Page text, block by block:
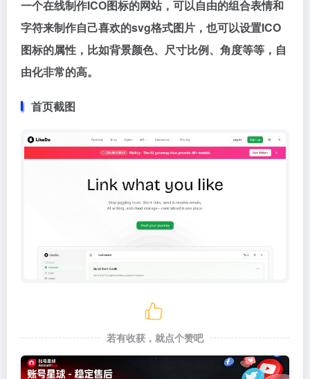
一个在线制作ICO图标的网站，可以自由的组合表情和
字符来制作自己喜欢的svg格式图片，也可以设置ICO
图标的属性，比如背景颜色、尺寸比例、角度等等，自
由化非常的高。
首页截图
若有收获，就点个赞吧